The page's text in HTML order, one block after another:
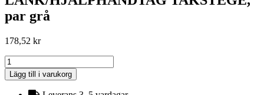
par grå
178,52 kr
LÄNK/HJÄLPHANDTAG
TAKSTEGE,
par
Lägg till i varukorg